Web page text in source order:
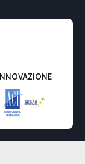
INNOVAZIONE